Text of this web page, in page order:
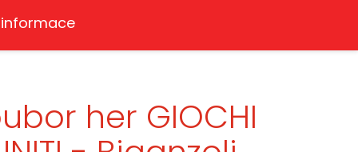
her GIOCHI